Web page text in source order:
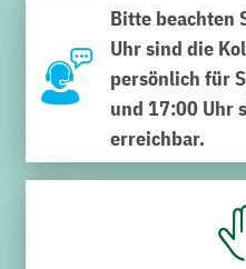
Projektpartner, darunter
Wirtschaftsförderung
EnergieAgentur Kreis
Bruchsal. Der Ansatz der
überall im Verbundgebiet
flächendeckenden ZEO
Fahrgästen und Bürgern
im Umland zu ermöglichen
Bitte beachten
Uhr sind die
persönlich für
und 17:00 Uhr
erreichbar.